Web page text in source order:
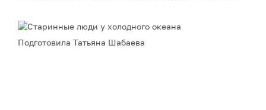
Подготовила Татьяна Шабаева